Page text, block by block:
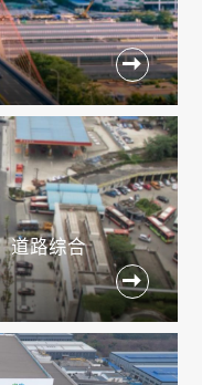

道路综合
